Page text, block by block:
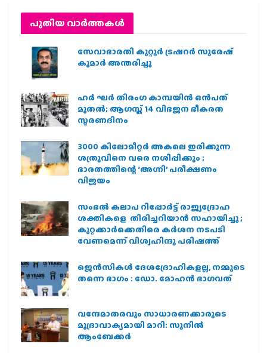
പുതിയ വാര്‍ത്തകള്‍
സേവാഭാരതി കുറ്റൂർ ട്രഷറർ സുരേഷ്
കുമാർ അന്തരിച്ചു
ഹര്‍ ഘര്‍ തിരംഗ കാമ്പയിന്‍ ഒന്‍പത്
മുതല്‍; ആഗസ്ത് 14 വിഭജന ഭീകരത
സ്മരണദിനം
3000 കിലോമീറ്റർ അകലെ ഇരിക്കുന്ന
ശത്രുവിനെ വരെ നശിപ്പിക്കും ;
ഭാരതത്തിന്റെ ‘അഗ്നി’ പരീക്ഷണം
വിജയം
സംഭൽ കലാപ റിപ്പോർട്ട് രാജ്യദ്രോഹ
ശക്തികളെ തിരിച്ചറിയാൻ സഹായിച്ചു ;
കുറ്റക്കാർക്കെതിരെ കർശന നടപടി
വേണമെന്ന് വിശ്വഹിന്ദു പരിഷത്ത്
ജെന്‍സികള്‍ ദേശദ്രോഹികളല്ല, നമ്മുടെ
തന്നെ ഭാഗം : ഡോ. മോഹന്‍ ഭാഗവത്
വന്ദേമാതരവും സാധാരണക്കാരുടെ
മുദ്രാവാക്യമായി മാറി: സുനിൽ
ആംബേക്കർ